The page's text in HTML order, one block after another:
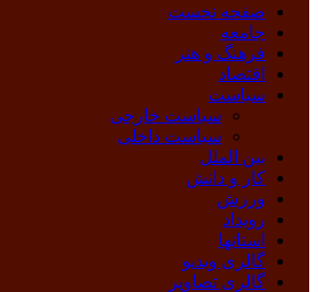
صفحه نخست
جامعه
فرهنگ و هنر
اقتصاد
سیاست
سیاست خارجی
سیاست داخلی
بین الملل
کار و دانش
ورزش
رویداد
استانها
گالری ویدیو
گالری تصاویر